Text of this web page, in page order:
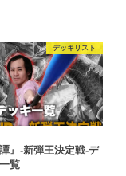
デッキリスト
譚』-新弾王決定戦-デ
覧